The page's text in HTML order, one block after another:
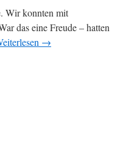
Wir konnten mit
das eine Freude – hatten
→